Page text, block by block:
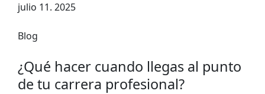
julio 11. 2025
Blog
¿Qué hacer cuando llegas al punto
de tu carrera profesional?